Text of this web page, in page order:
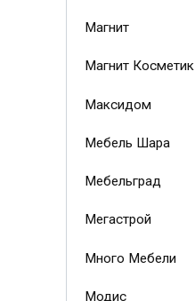
Магнит
Магнит Косметик
Максидом
Мебель Шара
Мебельград
Мегастрой
Много Мебели
Модис